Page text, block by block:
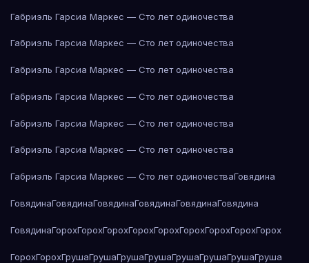
Габриэль Гарсиа Маркес — Сто лет одиночества
Габриэль Гарсиа Маркес — Сто лет одиночества
Габриэль Гарсиа Маркес — Сто лет одиночества
Габриэль Гарсиа Маркес — Сто лет одиночества
Габриэль Гарсиа Маркес — Сто лет одиночества
Габриэль Гарсиа Маркес — Сто лет одиночества
Габриэль Гарсиа Маркес — Сто лет одиночестваГовядина
ГовядинаГовядинаГовядинаГовядинаГовядинаГовядина
ГовядинаГорохГорохГорохГорохГорохГорохГорохГорохГорох
ГорохГорохГрушаГрушаГрушаГрушаГрушаГрушаГрушаГруша